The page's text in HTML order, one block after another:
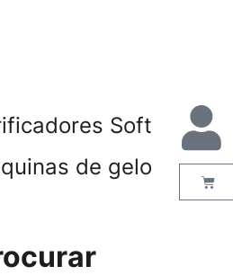
Soft
de gelo